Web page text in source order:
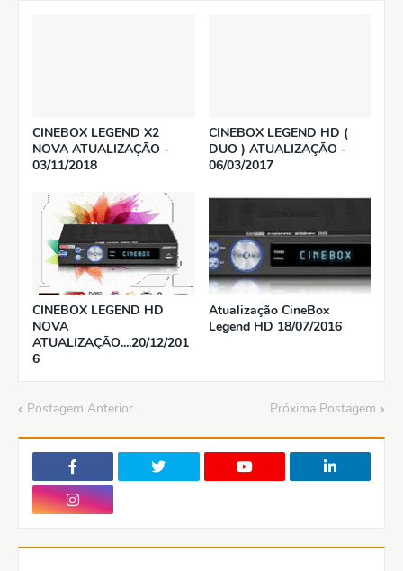
CINEBOX LEGEND X2
NOVA ATUALIZAÇÃO -
03/11/2018
CINEBOX LEGEND HD (
DUO ) ATUALIZAÇÃO -
06/03/2017
CINEBOX LEGEND HD
NOVA
ATUALIZAÇÃO....20/12/201
6
Atualização CineBox
Legend HD 18/07/2016
Postagem Anterior Próxima Postagem